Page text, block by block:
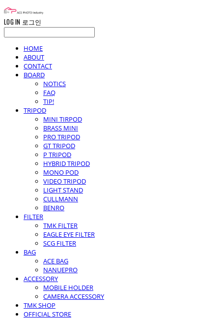
LOG IN 로그인
HOME
ABOUT
CONTACT
BOARD
NOTICS
FAQ
TIP!
TRIPOD
MINI TIRPOD
BRASS MINI
PRO TRIPOD
GT TRIPOD
P TRIPOD
HYBRID TRIPOD
MONO POD
VIDEO TRIPOD
LIGHT STAND
CULLMANN
BENRO
FILTER
TMK FILTER
EAGLE EYE FILTER
SCG FILTER
BAG
ACE BAG
NANUEPRO
ACCESSORY
MOBILE HOLDER
CAMERA ACCESSORY
TMK SHOP
OFFICIAL STORE